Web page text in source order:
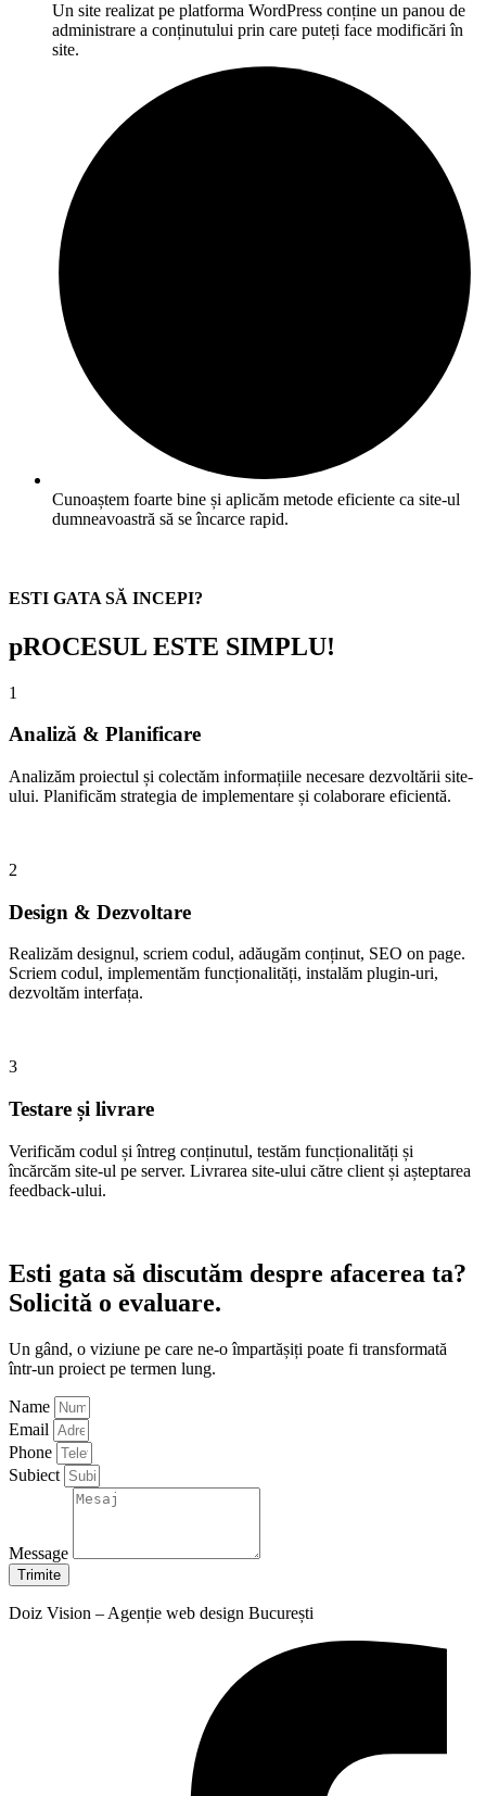
Un site realizat pe platforma WordPress conține un panou de
administrare a conținutului prin care puteți face modificări în
site.
Cunoaștem foarte bine și aplicăm metode eficiente ca site-ul
dumneavoastră să se încarce rapid.
ESTI GATA SĂ INCEPI?
pROCESUL ESTE SIMPLU!
1
Analiză & Planificare
Analizăm proiectul și colectăm informațiile necesare dezvoltării site-
ului. Planificăm strategia de implementare și colaborare eficientă.
2
Design & Dezvoltare
Realizăm designul, scriem codul, adăugăm conținut, SEO on page.
Scriem codul, implementăm funcționalități, instalăm plugin-uri,
dezvoltăm interfața.
3
Testare și livrare
Verificăm codul și întreg conținutul, testăm funcționalități și
încărcăm site-ul pe server. Livrarea site-ului către client și așteptarea
feedback-ului.
Esti gata să discutăm despre afacerea ta?
Solicită o evaluare.
Un gând, o viziune pe care ne-o împartășiți poate fi transformată
într-un proiect pe termen lung.
Name
Email
Phone
Subiect
Message
Trimite
Doiz Vision – Agenție web design București